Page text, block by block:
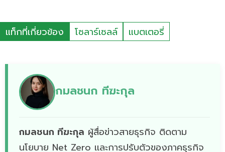
แท็กที่เกี่ยวข้อง โซลาร์เซลล์ แบตเตอรี่
กมลชนก ทีฆะกุล
กมลชนก ทีฆะกุล ผู้สื่อข่าวสายธุรกิจ ติดตาม
นโยบาย Net Zero เเละการปรับตัวของภาคธุรกิจ